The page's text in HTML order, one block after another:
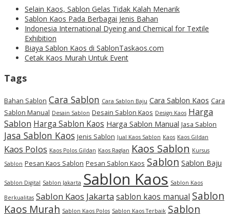
Selain Kaos, Sablon Gelas Tidak Kalah Menarik
Sablon Kaos Pada Berbagai Jenis Bahan
Indonesia International Dyeing and Chemical for Textile
Exhibition
Biaya Sablon Kaos di SablonTaskaos.com
Cetak Kaos Murah Untuk Event
Tags
Bahan Sablon Cara Sablon Cara Sablon Baju Cara Sablon Kaos Cara
Sablon Manual Desain Sablon Desain Sablon Kaos Design Kaos Harga
Sablon Harga Sablon Kaos Harga Sablon Manual Jasa Sablon
Jasa Sablon Kaos Jenis Sablon Jual Kaos Sablon Kaos Kaos Gildan
Kaos Polos Kaos Polos Gildan Kaos Raglan Kaos Sablon Kursus
Sablon Pesan Kaos Sablon Pesan Sablon Kaos Sablon Sablon Baju
Sablon Digital Sablon Jakarta Sablon Kaos Sablon Kaos
Berkualitas Sablon Kaos Jakarta sablon kaos manual Sablon
Kaos Murah Sablon Kaos Polos Sablon Kaos Terbaik Sablon